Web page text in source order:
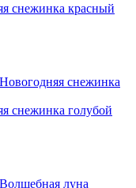
снежинка красный
снежинка голубой